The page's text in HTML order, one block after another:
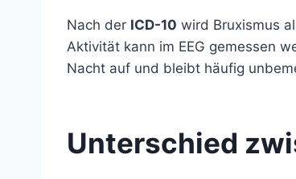
Nach der ICD-10 wird Bruxismus
Aktivität kann im EEG gemessen
Nacht auf und bleibt häufig
Unterschied